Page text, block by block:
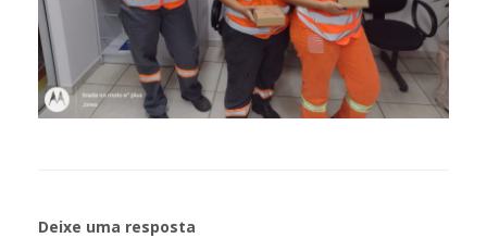
Deixe uma resposta